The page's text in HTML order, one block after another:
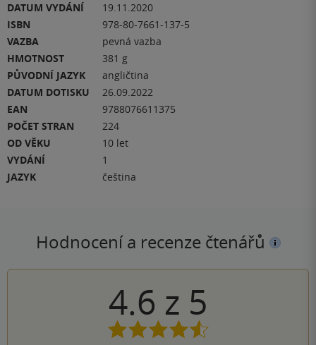
DATUM VYDÁNÍ
19.11.2020
ISBN
978-80-7661-137-5
VAZBA
pevná vazba
HMOTNOST
381 g
PŮVODNÍ JAZYK
angličtina
DATUM DOTISKU
26.09.2022
EAN
9788076611375
POČET STRAN
224
OD VĚKU
10 let
VYDÁNÍ
1
JAZYK
čeština
Hodnocení a recenze čtenářů
4.6 z 5